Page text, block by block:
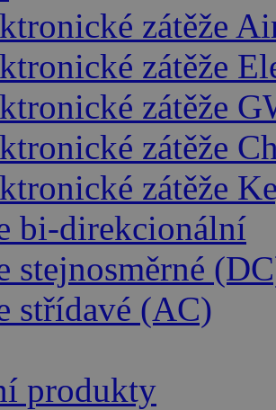
zátěže
zátěže
zátěže
zátěže
zátěže
bi-direkcionální
stejnosměrné
střídavé (AC)
produkty